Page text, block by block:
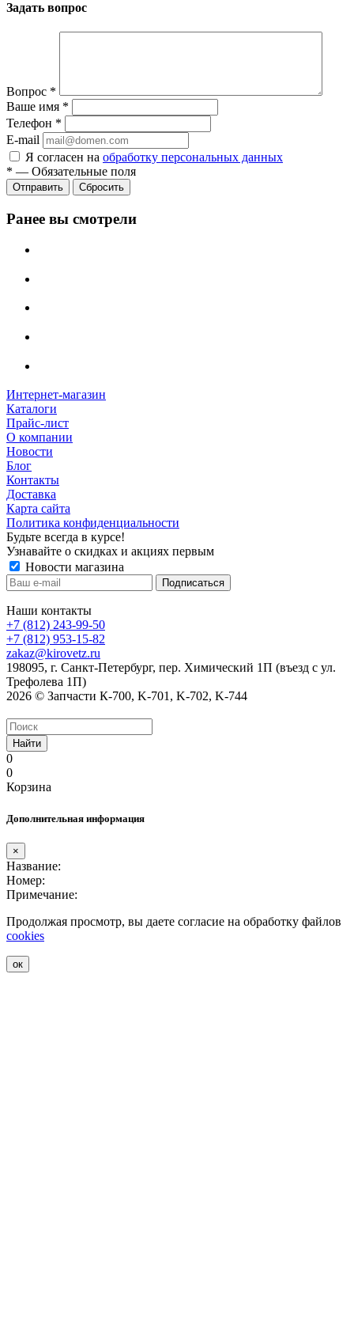
Задать вопрос
Вопрос *
Ваше имя *
Телефон *
E-mail
Я согласен на обработку персональных данных
* — Обязательные поля
Сбросить
Ранее вы смотрели
Интернет-магазин
Каталоги
Прайс-лист
О компании
Новости
Блог
Контакты
Доставка
Карта сайта
Политика конфиденциальности
Будьте всегда в курсе!
Узнавайте о скидках и акциях первым
Новости магазина
Наши контакты
+7 (812) 243-99-50
+7 (812) 953-15-82
zakaz@kirovetz.ru
198095, г. Санкт-Петербург, пер. Химический 1П (въезд с ул.
Трефолева 1П)
2026 © Запчасти К-700, K-701, K-702, K-744
Найти
0
0
Корзина
Дополнительная информация
×
Название:
Номер:
Примечание:
Продолжая просмотр, вы даете согласие на обработку файлов
cookies
ок